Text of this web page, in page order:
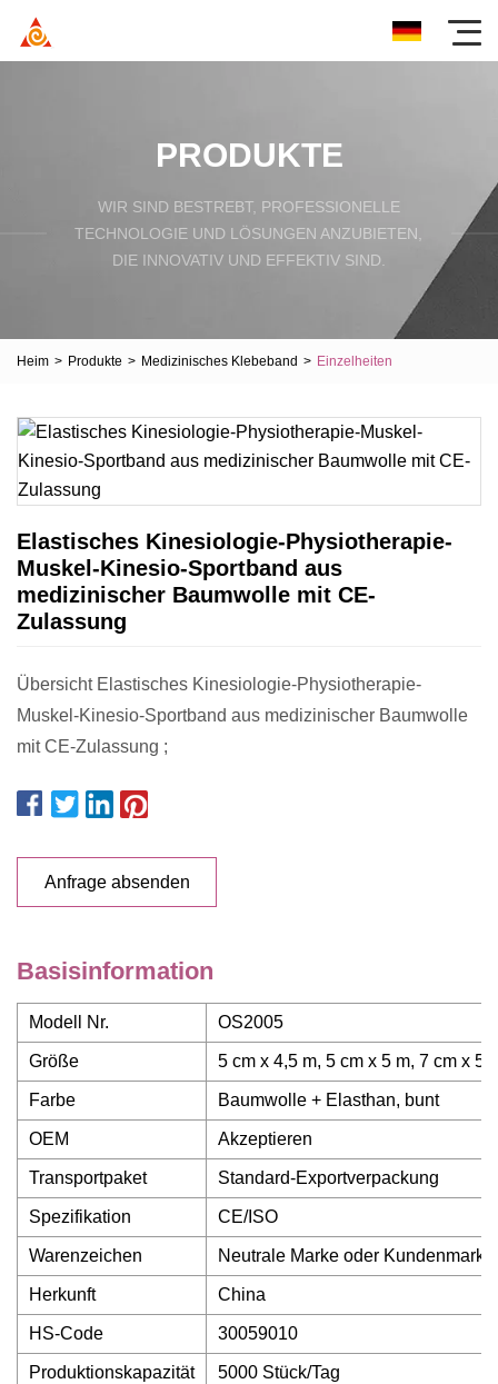
PRODUKTE
WIR SIND BESTREBT, PROFESSIONELLE
TECHNOLOGIE UND LÖSUNGEN ANZUBIETEN,
DIE INNOVATIV UND EFFEKTIV SIND.
Heim > Produkte > Medizinisches Klebeband > Einzelheiten
Elastisches Kinesiologie-Physiotherapie-
Muskel-Kinesio-Sportband aus
medizinischer Baumwolle mit CE-
Zulassung
Übersicht Elastisches Kinesiologie-Physiotherapie-
Muskel-Kinesio-Sportband aus medizinischer Baumwolle
mit CE-Zulassung ;
Anfrage absenden
Basisinformation
Modell Nr. OS2005
Größe 5 cm x 4,5 m, 5 cm x 5 m, 7 cm x 5
Farbe Baumwolle + Elasthan, bunt
OEM Akzeptieren
Transportpaket Standard-Exportverpackung
Spezifikation CE/ISO
Warenzeichen Neutrale Marke oder Kundenmarke
Herkunft China
HS-Code 30059010
Produktionskapazität 5000 Stück/Tag